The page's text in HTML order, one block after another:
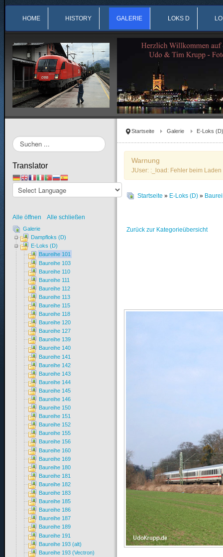
HOME HISTORY GALERIE LOKS D
Startseite Galerie E-Loks (D)
Warnung
JUser: :_load: Fehler beim
Startseite » E-Loks (D) »
Zurück zur Kategorieübersicht
Suchen
...
Translator
Alle öffnen Alle schließen
Galerie
Dampfloks (D)
E-Loks (D)
Baureihe 101
Baureihe 103
Baureihe 110
Baureihe 111
Baureihe 112
Baureihe 113
Baureihe 115
Baureihe 118
Baureihe 120
Baureihe 127
Baureihe 139
Baureihe 140
Baureihe 141
Baureihe 142
Baureihe 143
Baureihe 144
Baureihe 145
Baureihe 146
Baureihe 150
Baureihe 151
Baureihe 152
Baureihe 155
Baureihe 156
Baureihe 160
Baureihe 169
Baureihe 180
Baureihe 181
Baureihe 182
Baureihe 183
Baureihe 185
Baureihe 186
Baureihe 187
Baureihe 189
Baureihe 191
Baureihe 193 (alt)
Baureihe 193 (Vectron)